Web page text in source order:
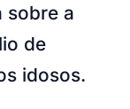
sobre a
de
idosos.